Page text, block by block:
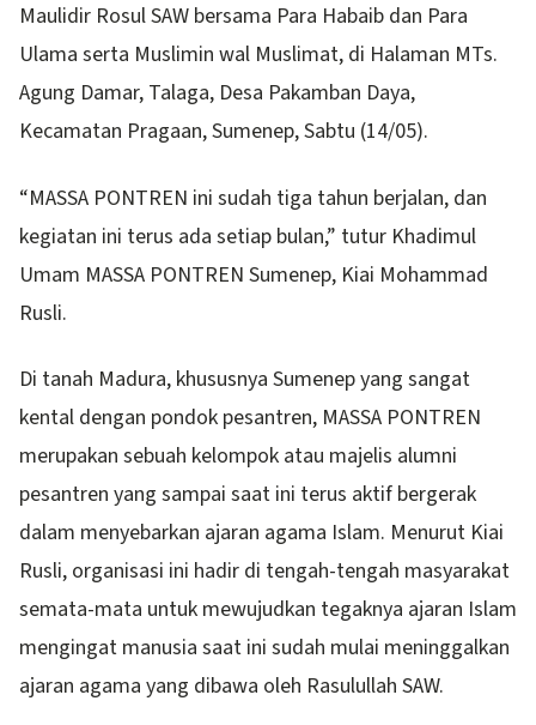
Maulidir Rosul SAW bersama Para Habaib dan Para
Ulama serta Muslimin wal Muslimat, di Halaman MTs.
Agung Damar, Talaga, Desa Pakamban Daya,
Kecamatan Pragaan, Sumenep, Sabtu (14/05).
“MASSA PONTREN ini sudah tiga tahun berjalan, dan
kegiatan ini terus ada setiap bulan,” tutur Khadimul
Umam MASSA PONTREN Sumenep, Kiai Mohammad
Rusli.
Di tanah Madura, khususnya Sumenep yang sangat
kental dengan pondok pesantren, MASSA PONTREN
merupakan sebuah kelompok atau majelis alumni
pesantren yang sampai saat ini terus aktif bergerak
dalam menyebarkan ajaran agama Islam. Menurut Kiai
Rusli, organisasi ini hadir di tengah-tengah masyarakat
semata-mata untuk mewujudkan tegaknya ajaran Islam
mengingat manusia saat ini sudah mulai meninggalkan
ajaran agama yang dibawa oleh Rasulullah SAW.